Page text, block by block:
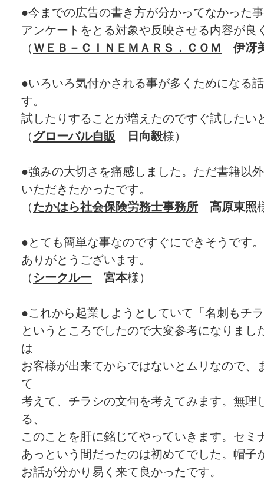
●今までの広告の書き方が分かってなかった
アンケートをとる対象や反映させる内容が良
（ ＷＥＢ－ＣＩＮＥＭＡＲＳ．ＣＯＭ 伊冴
●いろいろ気付かされる事が多くためになる
す。
試したりすることが増えたのですぐ試したい
（グローバル自販 日向毅様）
●強みの大切さを痛感しました。ただ書籍以
いただきたかったです。
（たかはら社会保険労務士事務所 高原東照
●とても簡単な事なのですぐにできそうです
ありがとうございます。
（ シークルー 宮本様）
●これから起業しようとしていて「名刺もチ
というところでしたので大変参考になりまし
は
お客様が出来てからではないとムリなので、
て
考えて、チラシの文句を考えてみます。無理
る、
このことを肝に銘じてやっていきます。セミ
あっという間だったのは初めてでした。帽子
お話が分かり易く来て良かったです。